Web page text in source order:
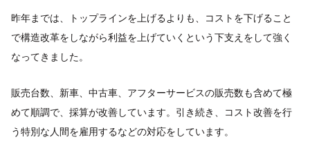
昨年までは、トップラインを上げるよりも、コストを下げること
で構造改革をしながら利益を上げていくという下支えをして強く
なってきました。
販売台数、新車、中古車、アフターサービスの販売数も含めて極
めて順調で、採算が改善しています。引き続き、コスト改善を行
う特別な人間を雇用するなどの対応をしています。